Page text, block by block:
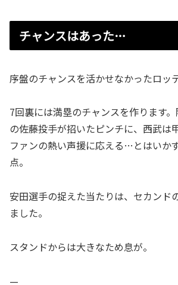
チャンスはあった…
序盤のチャンスを活かせなかったロッ
7回裏には満塁のチャンスを作ります
の佐藤投手が招いたピンチに、西武は
ファンの熱い声援に応える…とはいか
点。
安田選手の捉えた当たりは、セカンド
ました。
スタンドからは大きなため息が。
—